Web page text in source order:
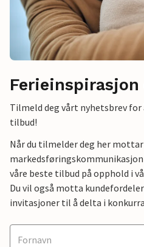
Tilmeld deg vårt nyhetsbrev
tilbud!
Når du tilmelder deg her mottar
markedsføringskommunikasjon
våre beste tilbud på opphold i
Du vil også motta
invitasjoner til å delta i